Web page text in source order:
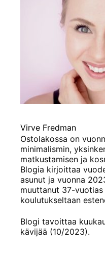
Virve Fredman
Ostolakossa on
minimalismin,
matkustamisen ja
Blogia kirjoittaa
asunut ja vuonna
muuttanut 37-
koulutukseltaan
Blogi tavoittaa
kävijää (10/2023).